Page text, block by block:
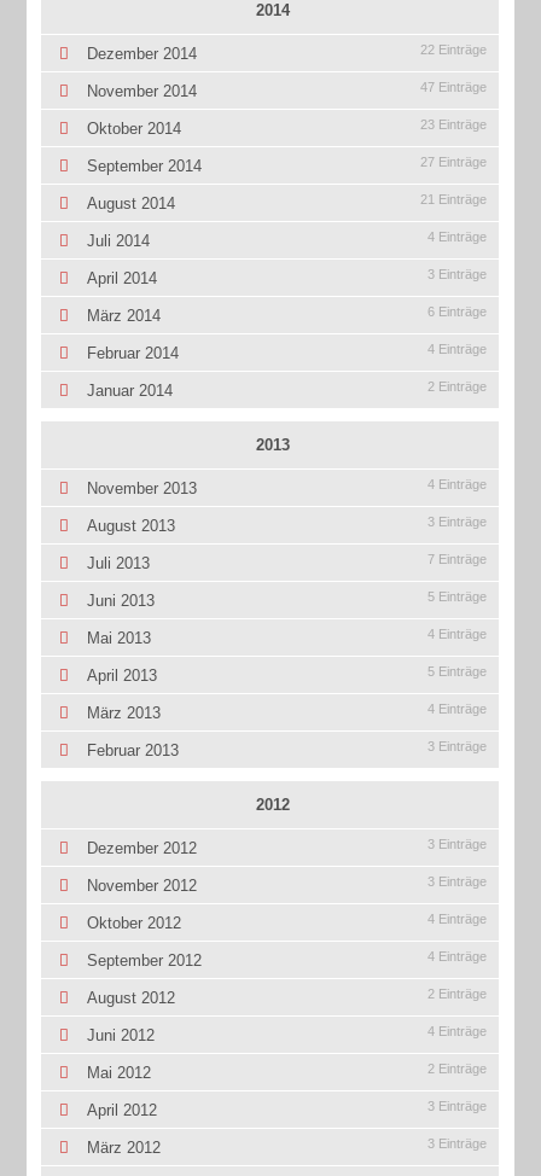
2014
Dezember 2014 22 Einträge
November 2014 47 Einträge
Oktober 2014 23 Einträge
September 2014 27 Einträge
August 2014 21 Einträge
Juli 2014 4 Einträge
April 2014 3 Einträge
März 2014 6 Einträge
Februar 2014 4 Einträge
Januar 2014 2 Einträge
2013
November 2013 4 Einträge
August 2013 3 Einträge
Juli 2013 7 Einträge
Juni 2013 5 Einträge
Mai 2013 4 Einträge
April 2013 5 Einträge
März 2013 4 Einträge
Februar 2013 3 Einträge
2012
Dezember 2012 3 Einträge
November 2012 3 Einträge
Oktober 2012 4 Einträge
September 2012 4 Einträge
August 2012 2 Einträge
Juni 2012 4 Einträge
Mai 2012 2 Einträge
April 2012 3 Einträge
März 2012 3 Einträge